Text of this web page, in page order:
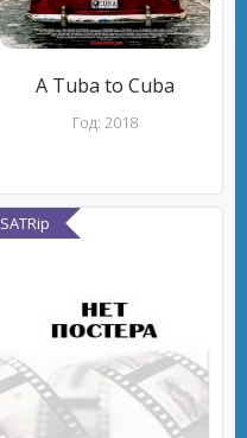
A Tuba to Cuba
Год: 2018
SATRip